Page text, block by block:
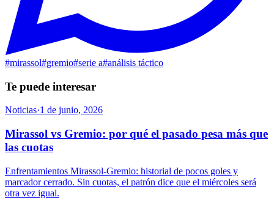
#mirassol#gremio#serie a#análisis táctico
Te puede interesar
Noticias·1 de junio, 2026
Mirassol vs Gremio: por qué el pasado pesa más que
las cuotas
Enfrentamientos Mirassol-Gremio: historial de pocos goles y
marcador cerrado. Sin cuotas, el patrón dice que el miércoles será
otra vez igual.